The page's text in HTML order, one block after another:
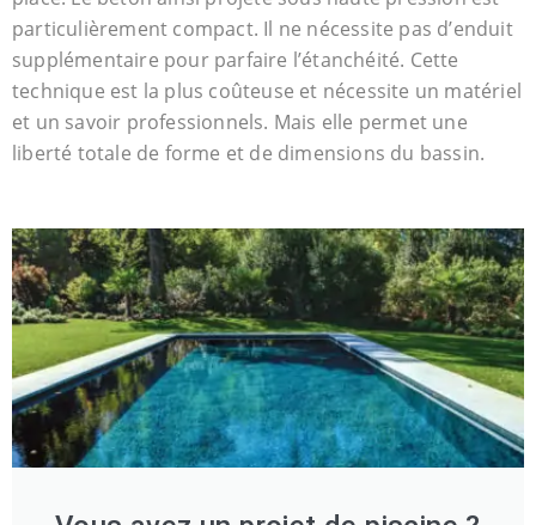
particulièrement compact. Il ne nécessite pas d’enduit
supplémentaire pour parfaire l’étanchéité. Cette
technique est la plus coûteuse et nécessite un matériel
et un savoir professionnels. Mais elle permet une
liberté totale de forme et de dimensions du bassin.